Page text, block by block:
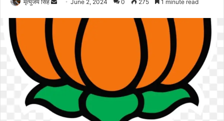
मृत्युंजय सिंह June 2, 2024 0 275 1 minute read